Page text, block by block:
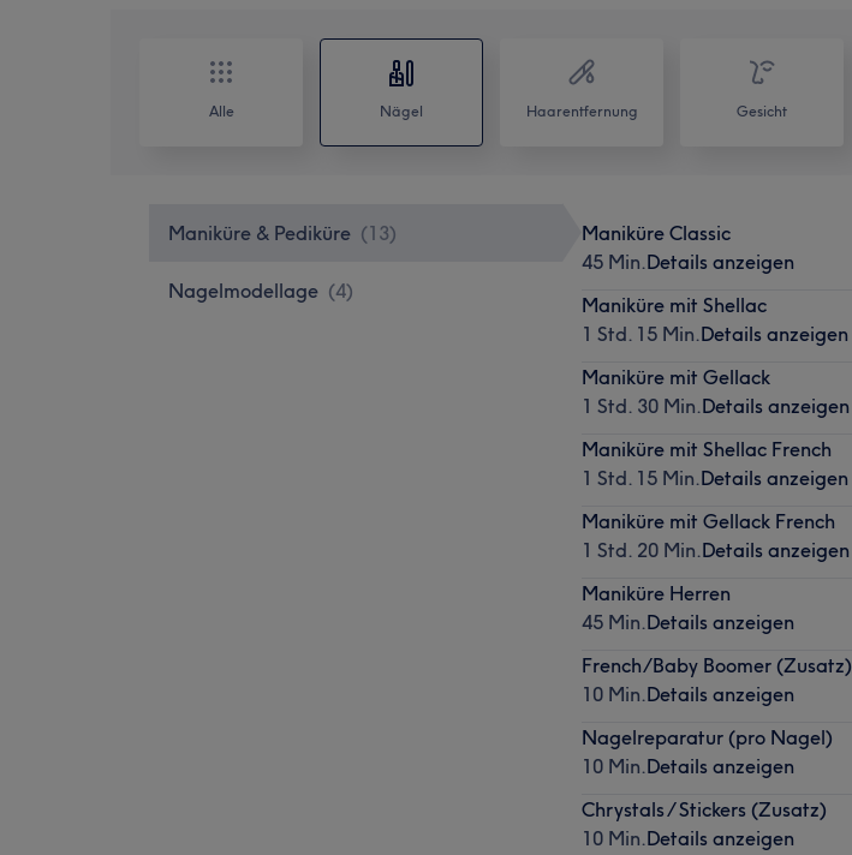
Alle Nägel Haarentfernung Gesicht
Maniküre & Pediküre (13)
Nagelmodellage (4)
Maniküre Classic
45 Min.Details anzeigen
Maniküre mit Shellac
1 Std. 15 Min.Details anzeigen
Maniküre mit Gellack
1 Std. 30 Min.Details anzeigen
Maniküre mit Shellac French
1 Std. 15 Min.Details anzeigen
Maniküre mit Gellack French
1 Std. 20 Min.Details anzeigen
Maniküre Herren
45 Min.Details anzeigen
French/Baby Boomer (Zusatz)
10 Min.Details anzeigen
Nagelreparatur (pro Nagel)
10 Min.Details anzeigen
Chrystals / Stickers (Zusatz)
10 Min.Details anzeigen